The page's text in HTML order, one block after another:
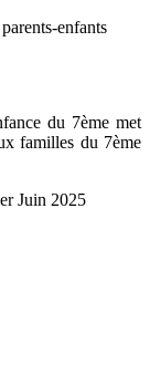
enfants
du 7ème met
familles du 7ème